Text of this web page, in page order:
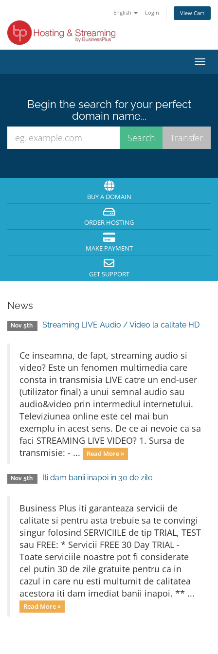
English Login View Cart
Begin the search for your perfect
domain name...
BUY A DOMAIN
ORDER HOSTING
MAKE PAYMENT
GET SUPPORT
News
Nov 5th Streaming LIVE Audio / Video la calitate HD
Ce inseamna, de fapt, streaming audio si
video? Este un fenomen multimedia care
consta in transmisia LIVE catre un end-user
(utilizator final) a unui semnal audio sau
audio&video prin intermediul internetului.
Televiziunea online este cel mai bun
exemplu in acest sens. De ce ai nevoie ca sa
faci STREAMING LIVE VIDEO? 1. Sursa de
transmisie: - ...
Read More »
Nov 5th Iti dam banii inapoi in 30 de zile
Business Plus iti garanteaza servicii de
calitate si pentru asta trebuie sa te convingi
singur folosind SERVICIILE de tip TRIAL, TEST
sau FREE: * Servicii FREE 30 Day TRIAL -
Toate serviciile noastre pot fi considerate
cel putin 30 de zile gratuite pentru ca in
cazul in care nu esti multumit de calitatea
acestora iti dam imediat banii inapoi. ** ...
Read More »